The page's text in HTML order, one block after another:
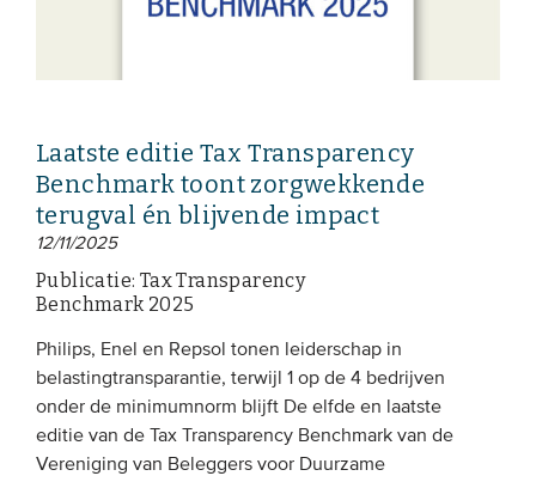
Laatste editie Tax Transparency
Benchmark toont zorgwekkende
terugval én blijvende impact
12/11/2025
Publicatie: Tax Transparency
Benchmark 2025
Philips, Enel en Repsol tonen leiderschap in
belastingtransparantie, terwijl 1 op de 4 bedrijven
onder de minimumnorm blijft De elfde en laatste
editie van de Tax Transparency Benchmark van de
Vereniging van Beleggers voor Duurzame